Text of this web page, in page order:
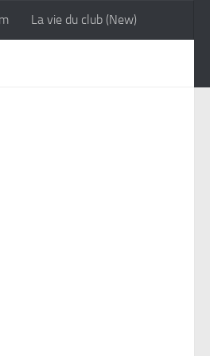
La vie du club (New)